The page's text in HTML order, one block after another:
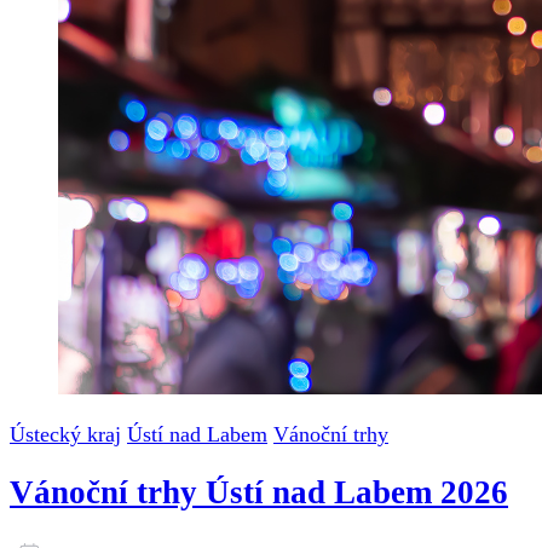
Ústecký kraj Ústí nad Labem Vánoční trhy
Vánoční trhy Ústí nad Labem 2026